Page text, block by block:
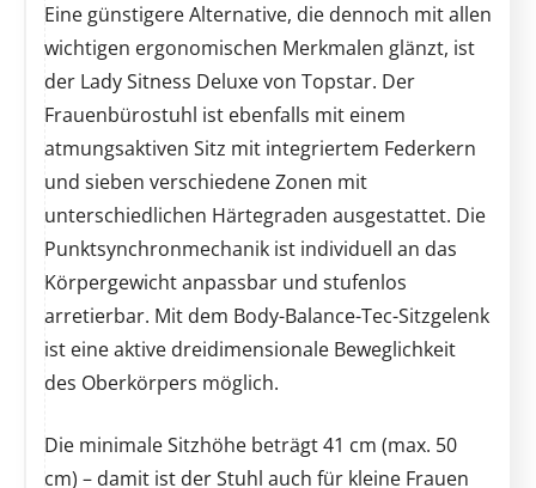
Eine günstigere Alternative, die dennoch mit allen
wichtigen ergonomischen Merkmalen glänzt, ist
der Lady Sitness Deluxe von Topstar. Der
Frauenbürostuhl ist ebenfalls mit einem
atmungsaktiven Sitz mit integriertem Federkern
und sieben verschiedene Zonen mit
unterschiedlichen Härtegraden ausgestattet. Die
Punktsynchronmechanik ist individuell an das
Körpergewicht anpassbar und stufenlos
arretierbar. Mit dem Body-Balance-Tec-Sitzgelenk
ist eine aktive dreidimensionale Beweglichkeit
des Oberkörpers möglich.
Die minimale Sitzhöhe beträgt 41 cm (max. 50
cm) – damit ist der Stuhl auch für kleine Frauen